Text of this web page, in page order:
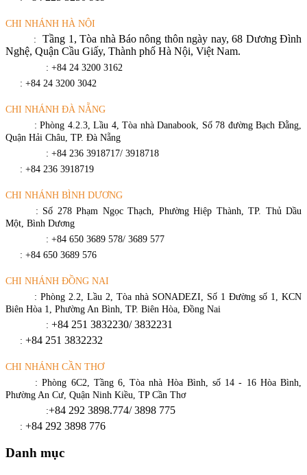
CHI NHÁNH HÀ NỘI
:
Tầng 1, Tòa nhà Báo nông thôn ngày nay, 68 Dương Đình
Nghệ, Quận Cầu Giấy, Thành phố Hà Nội, Việt Nam.
: +84 24 3200 3162
: +84 24 3200 3042
CHI NHÁNH ĐÀ NẴNG
: Phòng 4.2.3, Lầu 4, Tòa nhà Danabook, Số 78 đường Bạch Đằng,
Quận Hải Châu, TP. Đà Nẵng
: +84 236 3918717/ 3918718
: +84 236 3918719
CHI NHÁNH BÌNH DƯƠNG
: Số 278 Phạm Ngọc Thạch, Phường Hiệp Thành, TP. Thủ Dầu
Một, Bình Dương
: +84 650 3689 578/ 3689 577
: +84 650 3689 576
CHI NHÁNH ĐỒNG NAI
: Phòng 2.2, Lầu 2, Tòa nhà SONADEZI, Số 1 Đường số 1, KCN
Biên Hòa 1, Phường An Bình, TP. Biên Hòa, Đồng Nai
: +84 251 3832230/ 3832231​
: +84 251 3832232
CHI NHÁNH CẦN THƠ
: Phòng 6C2, Tầng 6, Tòa nhà Hòa Bình, số 14 - 16 Hòa Bình,
Phường An Cư, Quận Ninh Kiều, TP Cần Thơ
:+84 292 3898.774/ 3898 775
: +84 292 3898 776
Danh mục